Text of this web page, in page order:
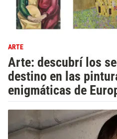
ARTE
Arte: descubrí los
destino en las
enigmáticas de